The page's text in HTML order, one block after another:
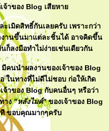
เจ้าของ Blog เสียหา
เมิดสิทธิ์กันเลยครับ เพราะกว่า
งานขึ้นมาแต่ละชิ้นได้ อาจคิดขึ้น
ก็ลงมือทำไม่ง่ายเช่นเดียวกัน
คนนำผลงานของเจ้าของ Blog
ในทางที่ไม่ดีไม่ชอบ ก่อให้เกิด
จ้าของ Blog กับคนอื่นๆ หรือว่า
าง"หลังไมค์"ของเจ้าของ Blog
ขอบคุณมากๆครับ